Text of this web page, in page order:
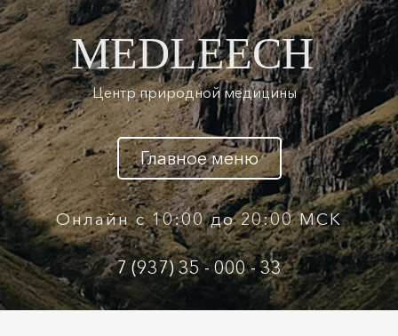
MEDLEECH
Центр природной медицины
Главное меню
Онлайн с 10:00 до 20:00 МСК
7 (937) 35 - 000 - 33